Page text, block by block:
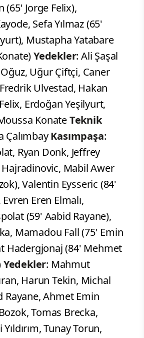
(65' Jorge Felix),
Sefa Yılmaz (65'
Mustapha Yatabare
Yedekler: Ali Şaşal
Uğur Çiftçi, Caner
Ulvestad, Hakan
Erdoğan Yeşilyurt,
KonateTeknik
ÇalımbayKasımpaşa:
Ryan Donk, Jeffrey
Mabil Awer
Valentin Eysseric (84'
Eren Elmalı,
(59' Aabid Rayane),
Mamadou Fall (75' Emin
Hadergjonaj (84' Mehmet
Yedekler: Mahmut
Harun Tekin, Michal
Rayane, Ahmet Emin
Tomas Brecka,
Tunay Torun,